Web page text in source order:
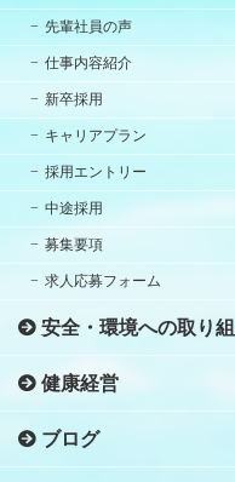
先輩社員の声
仕事内容紹介
新卒採用
キャリアプラン
採用エントリー
中途採用
募集要項
求人応募フォーム
安全・環境への取り
健康経営
ブログ